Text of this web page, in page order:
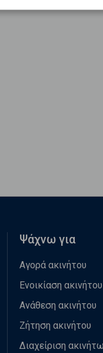
Ψάχνω για
Αγορά ακινήτου
Ενοικίαση ακινήτου
Ανάθεση ακινήτου
Ζήτηση ακινήτου
Διαχείριση